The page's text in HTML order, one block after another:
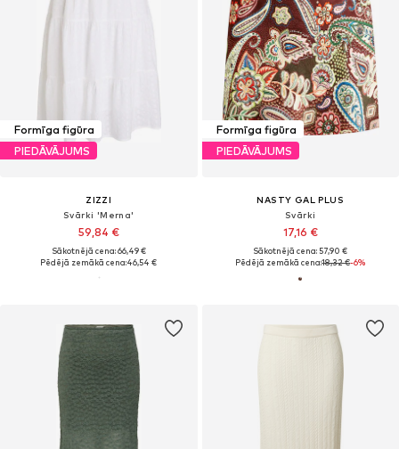
Formīga figūra
PIEDĀVĀJUMS
ZIZZI
Svārki 'Merna'
59,84 €
Sākotnējā cena: 66,49 €
Pēdējā zemākā cena:46,54 €
Formīga figūra
PIEDĀVĀJUMS
NASTY GAL PLUS
Svārki
17,16 €
Sākotnējā cena: 57,90 €
Pēdējā zemākā cena:18,32 €-6%